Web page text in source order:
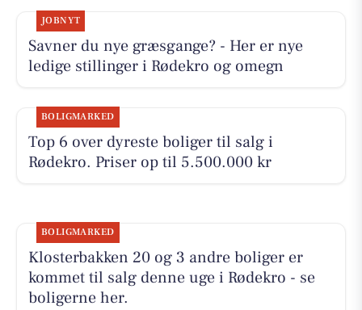
JOBNYT
Savner du nye græsgange? - Her er nye
ledige stillinger i Rødekro og omegn
BOLIGMARKED
Top 6 over dyreste boliger til salg i
Rødekro. Priser op til 5.500.000 kr
BOLIGMARKED
Klosterbakken 20 og 3 andre boliger er
kommet til salg denne uge i Rødekro - se
boligerne her.